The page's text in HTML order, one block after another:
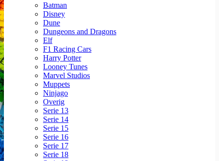
Batman
Disney
Dune
Dungeons and Dragons
Elf
F1 Racing Cars
Harry Potter
Looney Tunes
Marvel Studios
Muppets
Ninjago
Overig
Serie 13
Serie 14
Serie 15
Serie 16
Serie 17
Serie 18